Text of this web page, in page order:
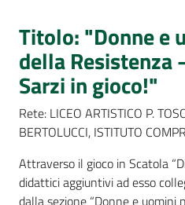
memoria
Seguici
su
Titolo: "Donne e
della Resistenza
Sarzi in gioco!"
Rete: LICEO ARTISTICO P.
BERTOLUCCI, ISTITUTO
Attraverso il gioco in Scatola
didattici aggiuntivi ad esso
dalla sezione “Donne e